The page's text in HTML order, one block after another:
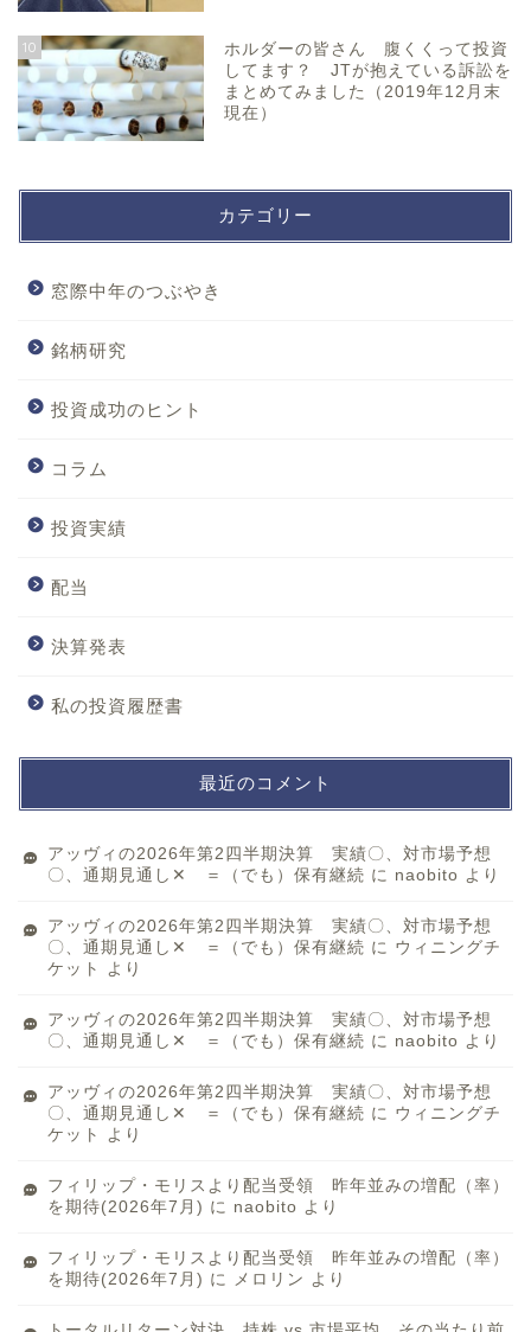
10
ホルダーの皆さん 腹くくって投資
してます？ JTが抱えている訴訟を
まとめてみました（2019年12月末
現在）
カテゴリー
窓際中年のつぶやき
銘柄研究
投資成功のヒント
コラム
投資実績
配当
決算発表
私の投資履歴書
最近のコメント
アッヴィの2026年第2四半期決算 実績〇、対市場予想
〇、通期見通し✕ ＝（でも）保有継続 に naobito より
アッヴィの2026年第2四半期決算 実績〇、対市場予想
〇、通期見通し✕ ＝（でも）保有継続 に ウィニングチ
ケット
より
アッヴィの2026年第2四半期決算 実績〇、対市場予想
〇、通期見通し✕ ＝（でも）保有継続 に naobito より
アッヴィの2026年第2四半期決算 実績〇、対市場予想
〇、通期見通し✕ ＝（でも）保有継続 に ウィニングチ
ケット
より
フィリップ・モリスより配当受領 昨年並みの増配（率）
を期待(2026年7月) に naobito より
フィリップ・モリスより配当受領 昨年並みの増配（率）
を期待(2026年7月) に メロリン より